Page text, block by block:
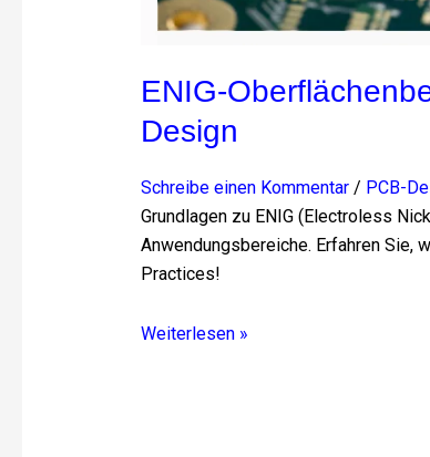
ENIG-
Design
Schreibe einen Kommentar / PCB-
Grundlagen zu ENIG (Electroless
Anwendungsbereiche. Erfahren
Practices!
Weiterlesen »